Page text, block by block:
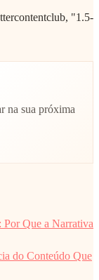
"1.5-
na sua próxima
Que a Narrativa
do Conteúdo Que